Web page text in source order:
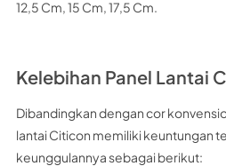
12,5 Cm, 15 Cm, 17,5 Cm.
Kelebihan Panel Lantai
Dibandingkan dengan cor
lantai Citicon memiliki keuntungan
keunggulannya sebagai berikut: